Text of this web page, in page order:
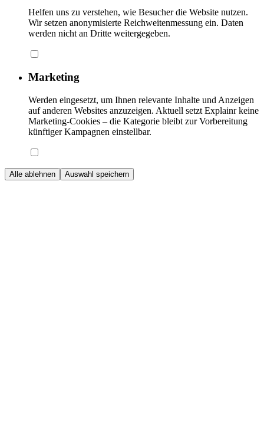
Helfen uns zu verstehen, wie Besucher die Website nutzen.
Wir setzen anonymisierte Reichweitenmessung ein. Daten
werden nicht an Dritte weitergegeben.
Marketing
Werden eingesetzt, um Ihnen relevante Inhalte und Anzeigen
auf anderen Websites anzuzeigen. Aktuell setzt Explainr keine
Marketing-Cookies – die Kategorie bleibt zur Vorbereitung
künftiger Kampagnen einstellbar.
Alle ablehnen Auswahl speichern